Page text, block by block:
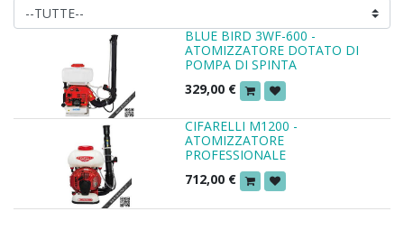
BLUE BIRD 3WF-600 -
ATOMIZZATORE DOTATO DI
POMPA DI SPINTA
329,00 €
CIFARELLI M1200 -
ATOMIZZATORE
PROFESSIONALE
712,00 €